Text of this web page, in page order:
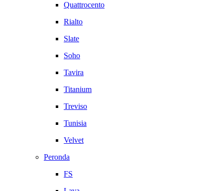
Quattrocento
Rialto
Slate
Soho
Tavira
Titanium
Treviso
Tunisia
Velvet
Peronda
FS